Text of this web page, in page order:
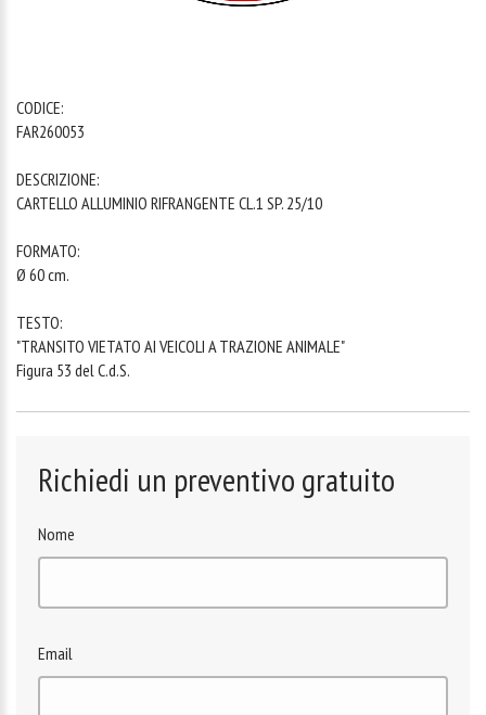
CODICE:
FAR260053
DESCRIZIONE:
CARTELLO ALLUMINIO RIFRANGENTE CL.1 SP. 25/10
FORMATO:
Ø 60 cm.
TESTO:
"TRANSITO VIETATO AI VEICOLI A TRAZIONE ANIMALE"
Figura 53 del C.d.S.
Richiedi un preventivo gratuito
Nome
Email